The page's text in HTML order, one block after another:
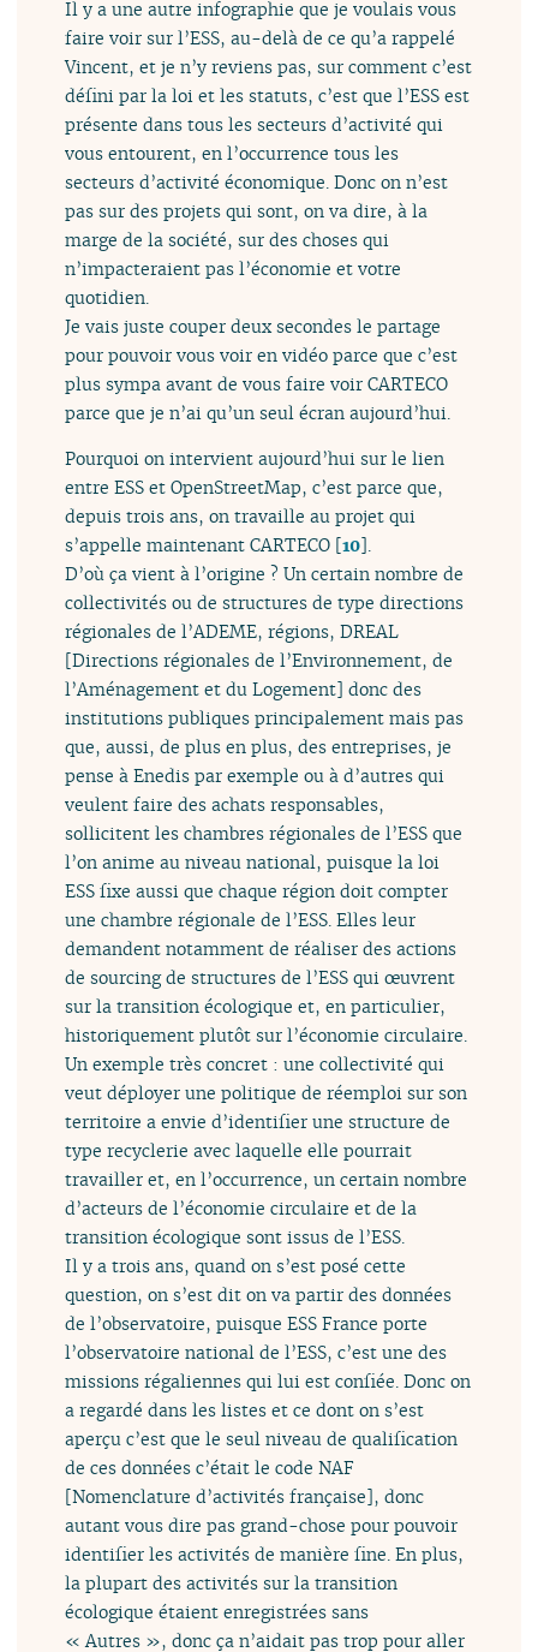
Il y a une autre infographie que je voulais vous
faire voir sur l’ESS, au-delà de ce qu’a rappelé
Vincent, et je n’y reviens pas, sur comment c’est
défini par la loi et les statuts, c’est que l’ESS est
présente dans tous les secteurs d’activité qui
vous entourent, en l’occurrence tous les
secteurs d’activité économique. Donc on n’est
pas sur des projets qui sont, on va dire, à la
marge de la société, sur des choses qui
n’impacteraient pas l’économie et votre
quotidien.
Je vais juste couper deux secondes le partage
pour pouvoir vous voir en vidéo parce que c’est
plus sympa avant de vous faire voir CARTECO
parce que je n’ai qu’un seul écran aujourd’hui.
Pourquoi on intervient aujourd’hui sur le lien
entre ESS et OpenStreetMap, c’est parce que,
depuis trois ans, on travaille au projet qui
s’appelle maintenant CARTECO [10].
D’où ça vient à l’origine ? Un certain nombre de
collectivités ou de structures de type directions
régionales de l’ADEME, régions, DREAL
[Directions régionales de l’Environnement, de
l’Aménagement et du Logement] donc des
institutions publiques principalement mais pas
que, aussi, de plus en plus, des entreprises, je
pense à Enedis par exemple ou à d’autres qui
veulent faire des achats responsables,
sollicitent les chambres régionales de l’ESS que
l’on anime au niveau national, puisque la loi
ESS fixe aussi que chaque région doit compter
une chambre régionale de l’ESS. Elles leur
demandent notamment de réaliser des actions
de sourcing de structures de l’ESS qui œuvrent
sur la transition écologique et, en particulier,
historiquement plutôt sur l’économie circulaire.
Un exemple très concret : une collectivité qui
veut déployer une politique de réemploi sur son
territoire a envie d’identifier une structure de
type recyclerie avec laquelle elle pourrait
travailler et, en l’occurrence, un certain nombre
d’acteurs de l’économie circulaire et de la
transition écologique sont issus de l’ESS.
Il y a trois ans, quand on s’est posé cette
question, on s’est dit on va partir des données
de l’observatoire, puisque ESS France porte
l’observatoire national de l’ESS, c’est une des
missions régaliennes qui lui est confiée. Donc on
a regardé dans les listes et ce dont on s’est
aperçu c’est que le seul niveau de qualification
de ces données c’était le code NAF
[Nomenclature d’activités française], donc
autant vous dire pas grand-chose pour pouvoir
identifier les activités de manière fine. En plus,
la plupart des activités sur la transition
écologique étaient enregistrées sans
« Autres », donc ça n’aidait pas trop pour aller